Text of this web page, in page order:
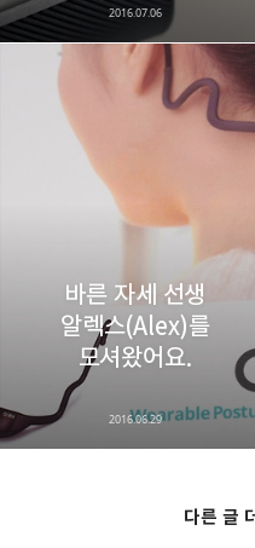
2016.07.06
바른 자세 선생
알렉스(Alex)를
모셔왔어요.
2016.06.29
다른 글